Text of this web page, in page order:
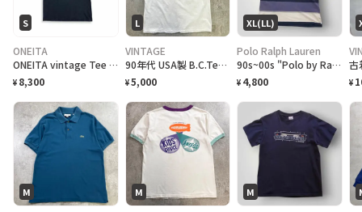
S
ONEITA
ONEITA vintage Tee シングルステッチ Tシャツ BOEING ボーイング
¥ 8,300
L
VINTAGE
90年代 USA製 B.C.Tee celebrate アートプリントTシャツ メンズL相当 古着 90s VINTAGE ヴィンテージ カナダ BC州 100周年記念 シングルステッチ 白色
¥5,000
XL(LL)
Polo Ralph Lauren
90s~00s "Polo by Ralph Lauren" S/S Border Polo Shirt ラルフローレン ボーダー ポロシャツ [XL]
¥ 4,800 ¥
M M M